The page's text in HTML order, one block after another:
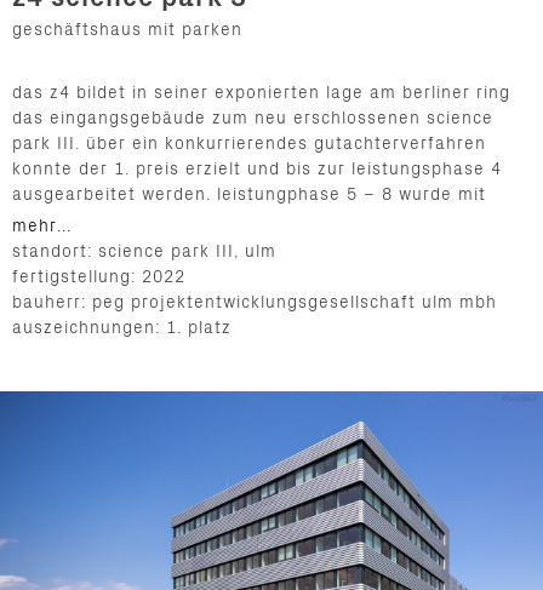
geschäftshaus mit parken
das z4 bildet in seiner exponierten lage am berliner ring
das eingangsgebäude zum neu erschlossenen science
park III. über ein konkurrierendes gutachterverfahren
konnte der 1. preis erzielt und bis zur leistungsphase 4
ausgearbeitet werden. leistungphase 5 – 8 wurde mit
einer teilbeauftragung und künstlerischer Oberleitung
weiterhin begleitet.
der klar strukturierte baukörper vereint büroflächen
über 3300 m², eine erweiterung der nahversorgung
baukörper zu schaffen, der sowohl wirtschaftlich
optimiert als auch gestalterisch dem prominenten ort
gerecht wird. die topographie überwindet das gebäude
durch einen klar ausgebildeten sockel, in dem die
bäckerei, eine zusätzliche Mietfläche und weiterer
abgetrennter parkbereich mit fahrradstellplätzen platz
finden. ebenfalls werden von hier aus die zwölf
mehr...
standort: science park III, ulm
fertigstellung: 2022
bauherr: peg projektentwicklungsgesellschaft ulm mbh
auszeichnungen: 1. platz